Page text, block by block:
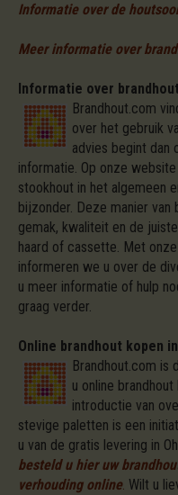
Informatie over de
Meer informatie over
Informatie over
Brandhout.com
over het gebruik
advies begint dan
informatie. Op onze
stookhout in het algemeen
bijzonder. Deze manier van
gemak, kwaliteit en de
haard of cassette. Met onze
informeren we u over de
u meer informatie of hulp
graag verder.
Online brandhout kopen
Brandhout.com is
u online
introductie van
stevige paletten is een
u van de gratis levering in
besteld u hier uw
verhouding online. Wilt u